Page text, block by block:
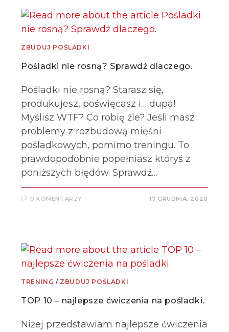
ZBUDUJ POŚLADKI
Pośladki nie rosną? Sprawdź dlaczego.
Pośladki nie rosną? Starasz się,
produkujesz, poświęcasz i… dupa!
Myślisz WTF? Co robię źle? Jeśli masz
problemy z rozbudową mięśni
pośladkowych, pomimo treningu. To
prawdopodobnie popełniasz któryś z
poniższych błędów. Sprawdź…
0 KOMENTARZY 17 GRUDNIA, 2020
TRENING / ZBUDUJ POŚLADKI
TOP 10 – najlepsze ćwiczenia na pośladki.
Niżej przedstawiam najlepsze ćwiczenia